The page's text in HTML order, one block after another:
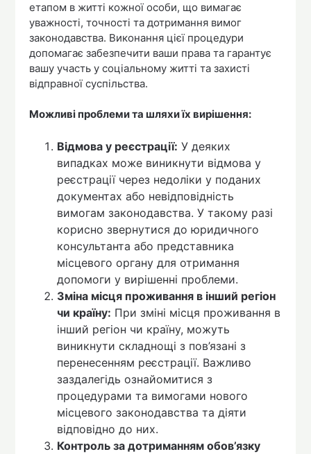
етапом в житті кожної особи, що вимагає
уважності, точності та дотримання вимог
законодавства. Виконання цієї процедури
допомагає забезпечити ваши права та гарантує
вашу участь у соціальному житті та захисті
відправної суспільства.
Можливі проблеми та шляхи їх вирішення:
Відмова у реєстрації: У деяких
випадках може виникнути відмова у
реєстрації через недоліки у поданих
документах або невідповідність
вимогам законодавства. У такому разі
корисно звернутися до юридичного
консультанта або представника
місцевого органу для отримання
допомоги у вирішенні проблеми.
Зміна місця проживання в інший регіон
чи країну: При зміні місця проживання в
інший регіон чи країну, можуть
виникнути складнощі з пов’язані з
перенесенням реєстрації. Важливо
заздалегідь ознайомитися з
процедурами та вимогами нового
місцевого законодавства та діяти
відповідно до них.
Контроль за дотриманням обов’язку